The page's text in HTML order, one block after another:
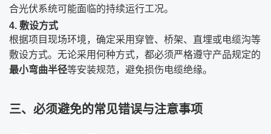
合光伏系统可能面临的持续运行工况。
4. 敷设方式
根据项目现场环境，确定采用穿管、桥架、直埋或电缆沟等
敷设方式。无论采用何种方式，都必须严格遵守产品规定的
最小弯曲半径等安装规范，避免损伤电缆绝缘。
三、必须避免的常见错误与注意事项